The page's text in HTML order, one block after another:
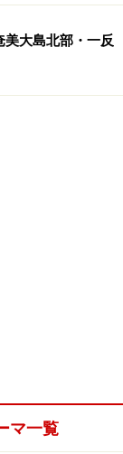
美大島北部・一反
マ一覧